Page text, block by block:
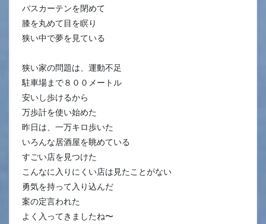
バスカーテンを閉めて
膝を丸めて目を瞑り
狭い中で夢を見ている
狭い家の問題は、運動不足
駐車場まで８００メートル
安いし歩けるから
万歩計を使い始めた
昨日は、一万キロ歩いた
いろんな居酒屋を眺めている
すごい店を見つけた
こんなに入りにくい店は見たことがない
勇気を持って入り込んだ
案の定言われた
よく入ってきましたね〜